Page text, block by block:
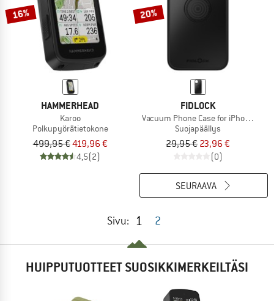
16%
HAMMERHEAD
Karoo
Polkupyörätietokone
499,95 €419,96 €
4,5(2)
20%
FIDLOCK
Vacuum Phone Case for iPhone 14
Suojapäällys
29,95 € 23,96 €
(0)
Sivu: 1 2
SEURAAVA
HUIPPUTUOTTEET SUOSIKKIMERKEILTÄSI